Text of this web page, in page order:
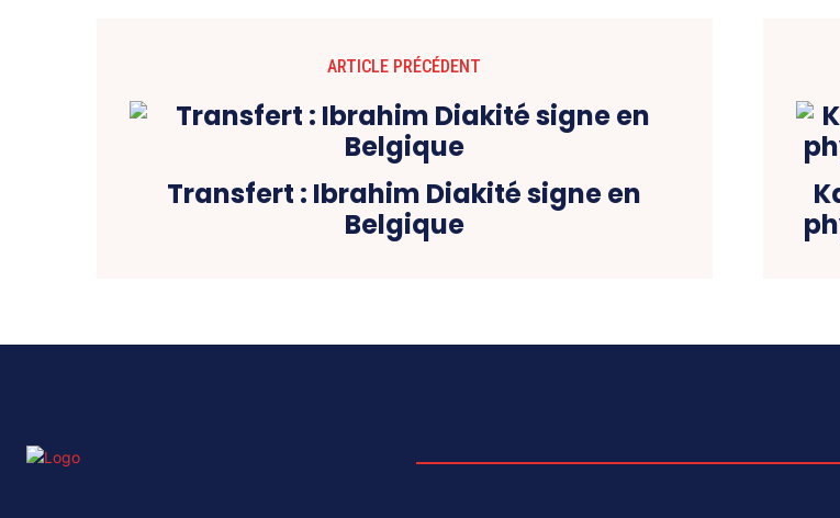
ARTICLE PRÉCÉDENT
Transfert : Ibrahim Diakité signe en
Belgique